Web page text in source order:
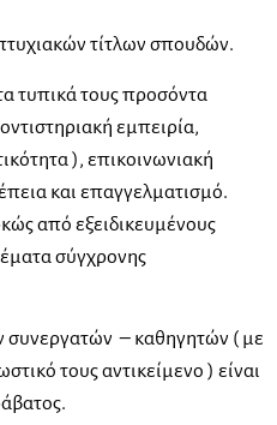
τίτλων σπουδών.
τυπικά τους προσόντα
εμπειρία,
), επικοινωνιακή
και επαγγελματισμό.
από εξειδικευμένους
σύγχρονης
συνεργατών – καθηγητών ( με
τους αντικείμενο ) είναι